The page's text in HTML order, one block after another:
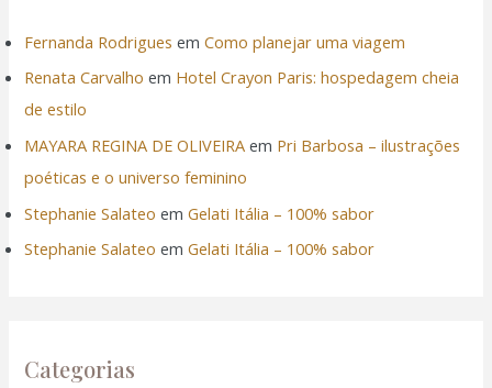
Fernanda Rodrigues emComo planejar uma viagem
Renata Carvalho em Hotel Crayon Paris: hospedagem cheia
de estilo
MAYARA REGINA DE OLIVEIRA em Pri Barbosa – ilustrações
poéticas e o universo feminino
Stephanie Salateo emGelati Itália – 100% sabor
Stephanie Salateo emGelati Itália – 100% sabor
Categorias